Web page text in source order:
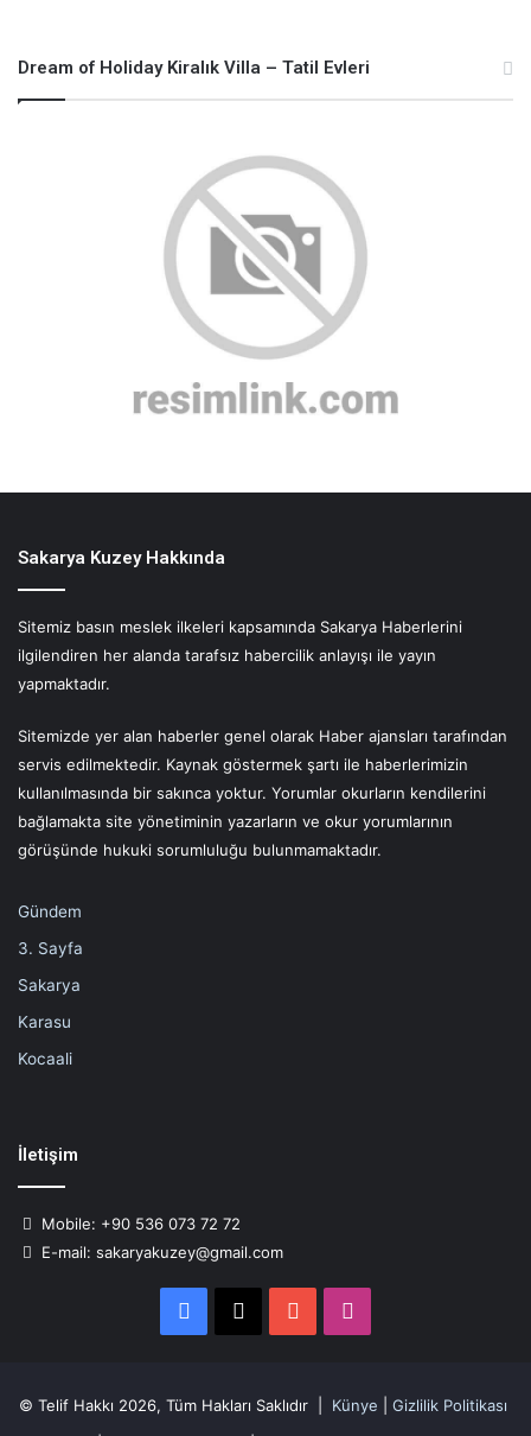
Dream of Holiday Kiralık Villa – Tatil Evleri
Sakarya Kuzey Hakkında
Sitemiz basın meslek ilkeleri kapsamında Sakarya Haberlerini
ilgilendiren her alanda tarafsız habercilik anlayışı ile yayın
yapmaktadır.
Sitemizde yer alan haberler genel olarak Haber ajansları tarafından
servis edilmektedir. Kaynak göstermek şartı ile haberlerimizin
kullanılmasında bir sakınca yoktur. Yorumlar okurların kendilerini
bağlamakta site yönetiminin yazarların ve okur yorumlarının
görüşünde hukuki sorumluluğu bulunmamaktadır.
Gündem
3. Sayfa
Sakarya
Karasu
Kocaali
İletişim
Mobile: +90 536 073 72 72
E-mail: sakaryakuzey@gmail.com
Facebook YouTube
© Telif Hakkı 2026, Tüm Hakları Saklıdır | Künye
Gizlilik Politikası